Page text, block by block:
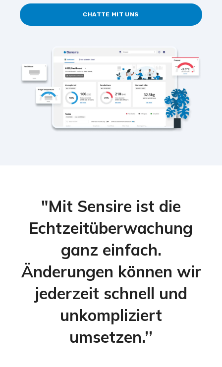
CHATTE MIT UNS
"Mit Sensire ist die
Echtzeitüberwachung
ganz einfach.
Änderungen können wir
jederzeit schnell und
unkompliziert
umsetzen.’’